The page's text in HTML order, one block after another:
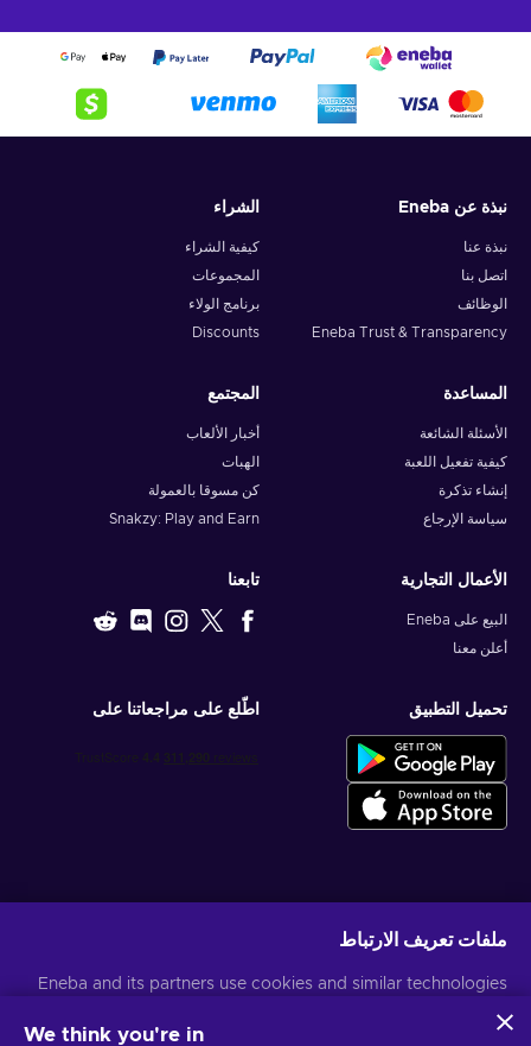
نبذة عن Eneba
نبذة عنا
اتصل بنا
الوظائف
Eneba Trust & Transparency
الشراء
كيفية الشراء
المجموعات
برنامج الولاء
Discounts
المساعدة
الأسئلة الشائعة
كيفية تفعيل اللعبة
إنشاء تذكرة
سياسة الإرجاع
المجتمع
أخبار الألعاب
الهبات
كن مسوقا بالعمولة
Snakzy: Play and Earn
الأعمال التجارية
البيع على Eneba
أعلن معنا
تابعنا
تحميل التطبيق اطّلع على مراجعاتنا على
ملفات تعريف الارتباط
Eneba and its partners use cookies and similar technologies
website. We use this information to enhance content,
We think you're in